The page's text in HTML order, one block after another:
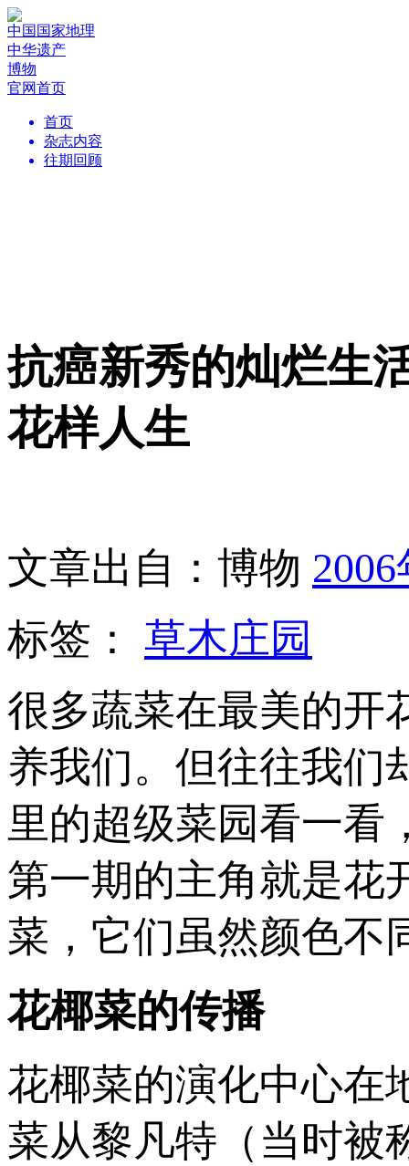
中国国家地理
中华遗产
博物
官网首页
首页
杂志内容
往期回顾
抗癌新秀的灿烂生
花样人生
文章出自：博物
标签： 草木庄园
很多蔬菜在最美的开
养我们。但往往我们
里的超级菜园看一看
第一期的主角就是
菜，它们虽然颜色不
花椰菜的传播
花椰菜的演化中心在
菜从黎凡特（当时被